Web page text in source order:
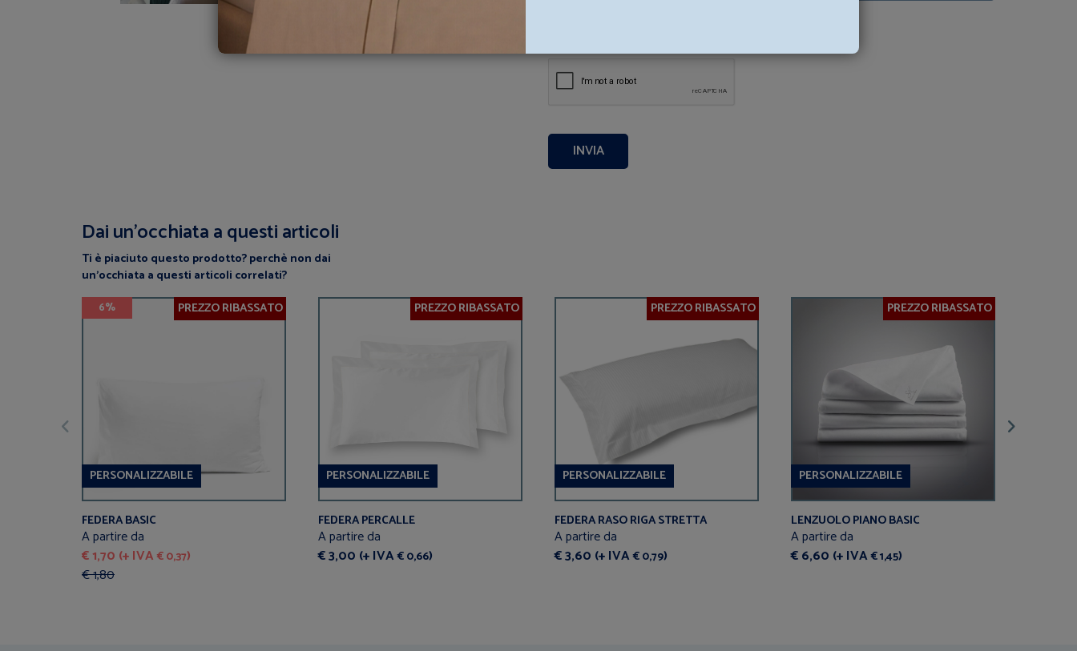
Dai un’occhiata a questi articoli
Ti è piaciuto questo prodotto? perchè non dai
un’occhiata a questi articoli correlati?
6% PREZZO RIBASSATO
PERSONALIZZABILE
FEDERA BASIC
A partire da
€ 1,70 (+ IVA € 0,37)
€ 1,80
PREZZO RIBASSATO
PERSONALIZZABILE
FEDERA PERCALLE
A partire da
€ 3,00 (+ IVA€ 0,66)
PREZZO RIBASSATO
PERSONALIZZABILE
FEDERA RASO RIGA STRETTA
A partire da
€ 3,60 (+ IVA€ 0,79)
PREZZO RIBASSATO
PERSONALIZZABILE
LENZUOLO PIANO BASIC
A partire da
€ 6,60 (+ IVA€ 1,45)